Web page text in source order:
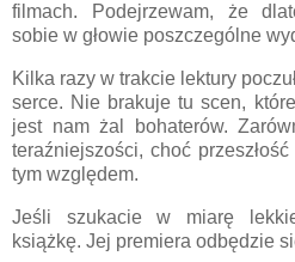
filmach. Podejrzewam, że
sobie w głowie poszczególne
Kilka razy w trakcie lektury
serce. Nie brakuje tu scen,
jest nam żal bohaterów.
teraźniejszości, choć
tym względem.
Jeśli szukacie w miarę
książkę. Jej premiera odbędzie